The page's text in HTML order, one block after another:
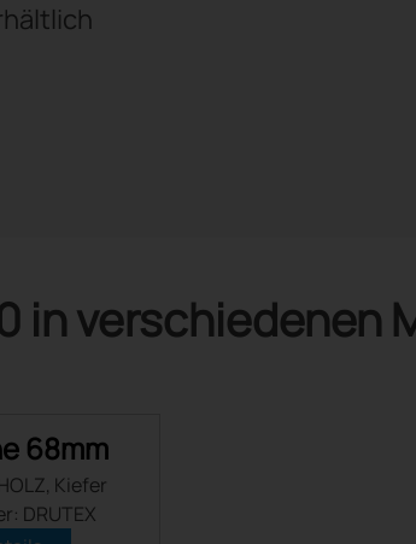
in verschiedenen
68mm
Kiefer
DRUTEX